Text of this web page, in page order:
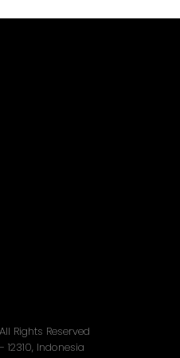
All Rights Reserved
Indonesia